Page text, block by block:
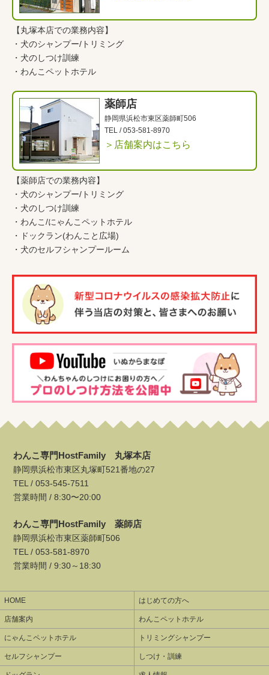
【丸塚本店での業務内容】
・ 犬のシャンプー/トリミング
・ 犬のしつけ訓練
・ わんこペットホテル
薬師店
静岡県浜松市東区薬師町506
TEL /053-581-8970
＞店舗案内はこちら
【薬師店での業務内容】
・ 犬のシャンプー/トリミング
・ 犬のしつけ訓練
・ わんこ /にゃんこペットホテル
・
ドックラン(わんこと広場)
・ 犬のセルフシャンプールーム
わんこ専門HostFamily 丸塚本店
静岡県浜松市東区丸塚町521番地の27
TEL /053-545-7511
営業時間 / 8:30〜20:00
わんこ専門HostFamily 薬師店
静岡県浜松市東区薬師町506
TEL /053-581-8970
営業時間 / 9:30～18:30
HOME はじめての方へ
店舗案内 わんこペットホテル
にゃんこペットホテル トリミングシャンプー
セルフシャンプー しつけ・訓練